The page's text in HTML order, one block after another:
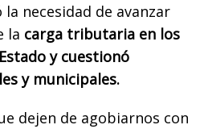
necesidad de avanzar
la carga tributaria en los
y cuestionó
y municipales.
dejen de agobiarnos con